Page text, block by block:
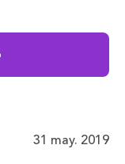
31 may. 2019